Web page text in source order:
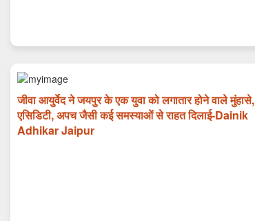
जीवा आयुर्वेद ने जयपुर के एक युवा को लगातार होने वाले मुंहासे,
एसिडिटी, अपच जैसी कई समस्याओं से राहत दिलाई-Dainik
Adhikar Jaipur